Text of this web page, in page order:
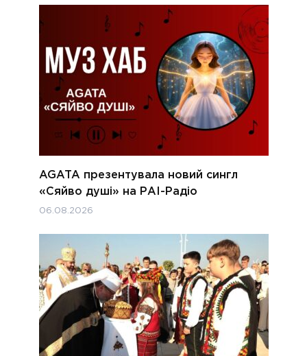
AGATA презентувала новий сингл
«Сяйво душі» на РАІ-Радіо
06.08.2026